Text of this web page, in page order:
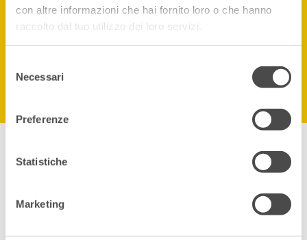
con altre informazioni che hai fornito loro o che hanno
raccolto dal tuo utilizzo dei loro servizi.
delNecessari
Preferenze
Statistiche
Marketing
Entra con la tua App.